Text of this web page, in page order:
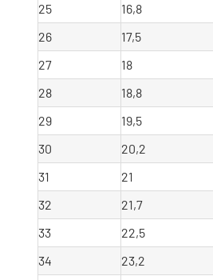
25
16,8
26
17,5
27
18
28
18,8
29
19,5
30
20,2
31
21
32
21,7
33
22,5
34
23,2